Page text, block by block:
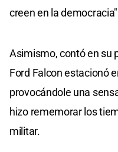
creen en la
Asimismo, contó en su
Ford Falcon estacionó
provocándole una
hizo rememorar los
militar.